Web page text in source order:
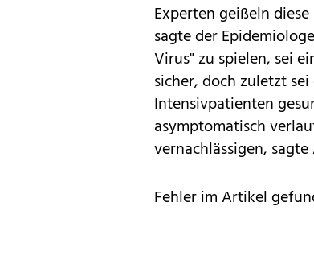
Experten geißeln
sagte der
Virus" zu spielen, sei
sicher, doch zuletzt
Intensivpatienten
asymptomatisch
vernachlässigen,
Fehler im Artikel